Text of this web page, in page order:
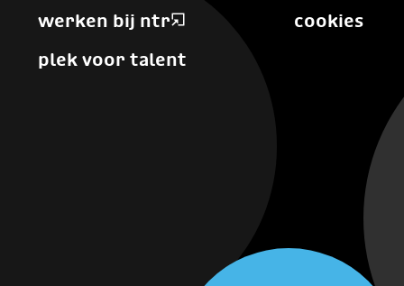
werken bij ntr
plek voor talent
cookies